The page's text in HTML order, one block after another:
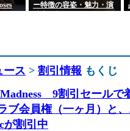
ー特徴の容姿・魅力・演
ース > 割引情報 もくじ
9割引セールで
ブ会員権（一ヶ月）と
が割引中